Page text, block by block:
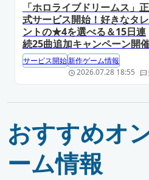
「ホロライブドリームス」正
式サービス開始！好きなタレ
ントの★4を選べる＆15日連
続25曲追加キャンペーン開
サービス開始新作ゲーム情報
2026.07.28 18:55
おすすめオ
ーム情報